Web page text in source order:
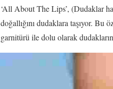
‘All About The Lips’, (Dudaklar
doğallığını dudaklara taşıyor.
garnitürü ile dolu olarak